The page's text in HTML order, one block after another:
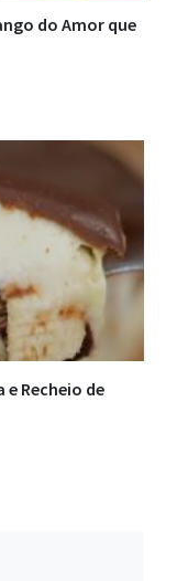
do Amor que
e Recheio de